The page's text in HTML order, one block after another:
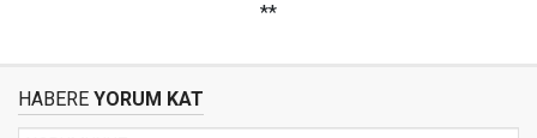
**
HABERE YORUM KAT